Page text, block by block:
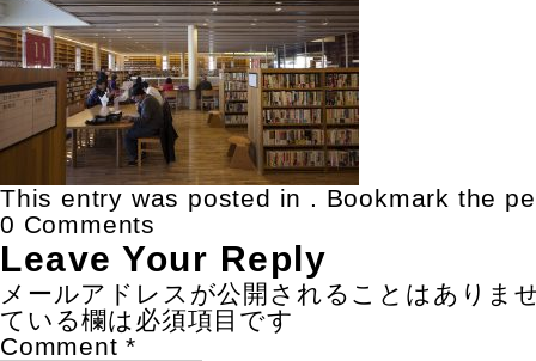
This entry was posted in . Bookmark the
0 Comments
Leave Your Reply
メールアドレスが公開されることはありま
ている欄は必須項目です
Comment *